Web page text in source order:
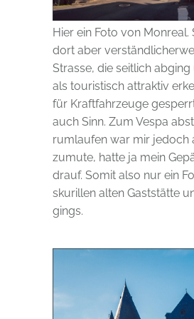
Hier ein Foto von Monreal.
dort aber
Strasse, die seitlich
als touristisch attraktiv
für Kraftfahrzeuge
auch Sinn. Zum Vespa
rumlaufen war mir jedoch
zumute, hatte ja mein
drauf. Somit also nur ein
skurillen alten Gaststätte
gings.